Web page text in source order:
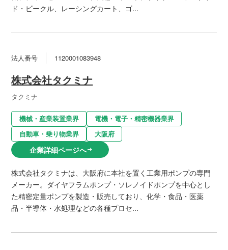
ド・ビークル、レーシングカート、ゴ...
法人番号 1120001083948
株式会社タクミナ
タクミナ
機械・産業装置業界
電機・電子・精密機器業界
自動車・乗り物業界
大阪府
企業詳細ページへarrow_right_alt
株式会社タクミナは、大阪府に本社を置く工業用ポンプの専門
メーカー。ダイヤフラムポンプ・ソレノイドポンプを中心とし
た精密定量ポンプを製造・販売しており、化学・食品・医薬
品・半導体・水処理などの各種プロセ...